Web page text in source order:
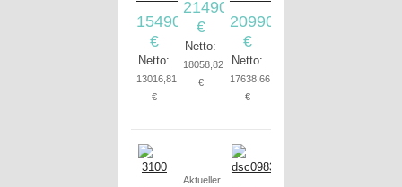
15490,00
€
Netto:
13016,81
€
21490,00
€
Netto:
18058,82
€
20990,00
€
Netto:
17638,66
€
Aktueller